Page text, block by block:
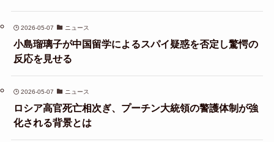
2026-05-07 ニュース
小島瑠璃子が中国留学によるスパイ疑惑を否定し驚愕の
反応を見せる
2026-05-07 ニュース
ロシア高官死亡相次ぎ、プーチン大統領の警護体制が強
化される背景とは